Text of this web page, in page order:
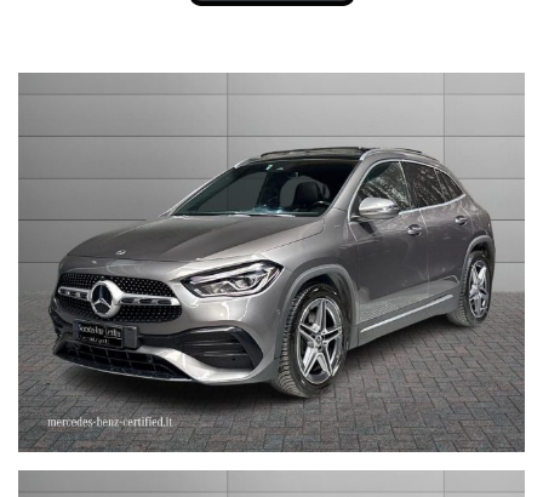
nel prezzo è escluso il passaggio di proprietà
- UN RECAPITO TELEFONICO
- IN CASO DI AUTO DA DARE IN PERMUTA (MODELLO, ANNO DI
IMMATRICOLAZIONE, KM)
STEFAUTO S.P.A.BOLOGNA
VIA BENTINI, 111
VIALE BERTI - PICHAT, 10 - 40127 BOLOGNA
Tel. 051244435